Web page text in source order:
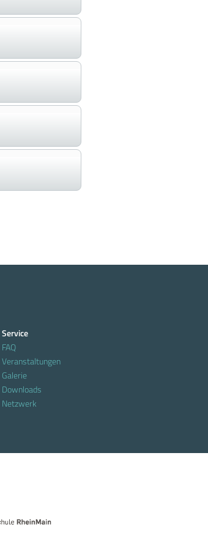
Service
FAQ
Veranstaltungen
Galerie
Downloads
Netzwerk